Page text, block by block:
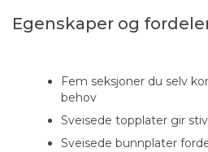
Egenskaper og
Fem seksjoner du selv
behov
Sveisede topplater gir
Sveisede bunnplater